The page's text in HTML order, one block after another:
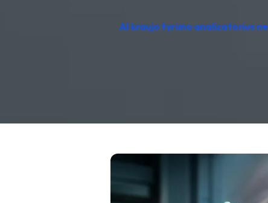
AI kraujo tyrimo analizatorius